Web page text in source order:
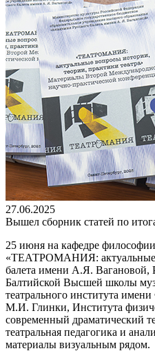
27.06.2025
Вышел сборник статей по
25 июня на кафедре
«ТЕАТРОМАНИЯ: актуальные
балета имени А.Я. Вагановой,
Балтийской Высшей школы
театрального института
М.И. Глинки, Института
современный драматический
театральная педагогика и
материалы визуальным рядом.